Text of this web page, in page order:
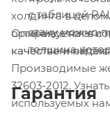
с таблицей
стану можно
толщина
холдинга в
организуется в
качественной
Производимые
32603-2012.
используемых
Опираясь на эти
качество и
Гарантия